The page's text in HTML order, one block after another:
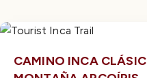
CAMINO INCA